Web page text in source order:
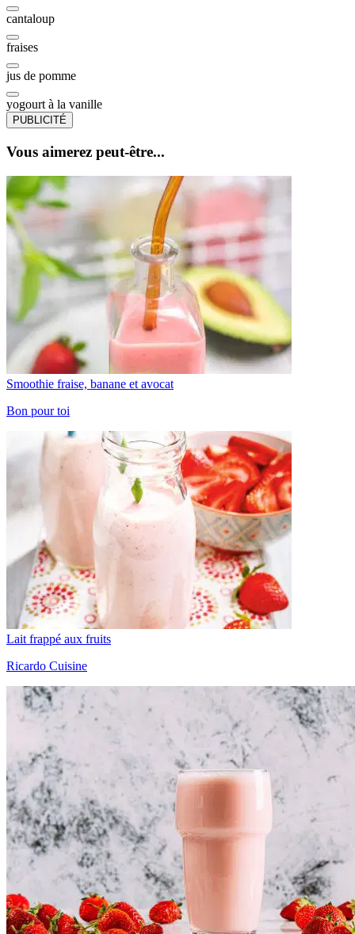
cantaloup
fraises
jus de pomme
yogourt à la vanille
PUBLICITÉ
Vous aimerez peut-être...
Smoothie fraise, banane et avocat
Bon pour toi
Lait frappé aux fruits
Ricardo Cuisine